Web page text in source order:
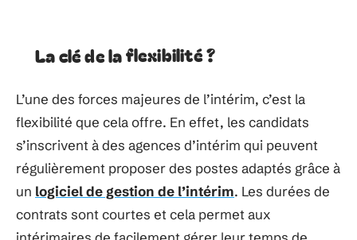
La clé de la flexibilité ?
L’une des forces majeures de l’intérim, c’est la
flexibilité que cela offre. En effet, les candidats
s’inscrivent à des agences d’intérim qui peuvent
régulièrement proposer des postes adaptés grâce à
un logiciel de gestion de l’intérim. Les durées de
contrats sont courtes et cela permet aux